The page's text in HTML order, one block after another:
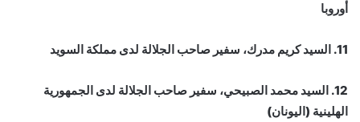
أوروبا
11. السيد كريم مدرك، سفير صاحب الجلالة لدى مملكة السويد
12. السيد محمد الصبيحي، سفير صاحب الجلالة لدى الجمهورية
الهلينية (اليونان)